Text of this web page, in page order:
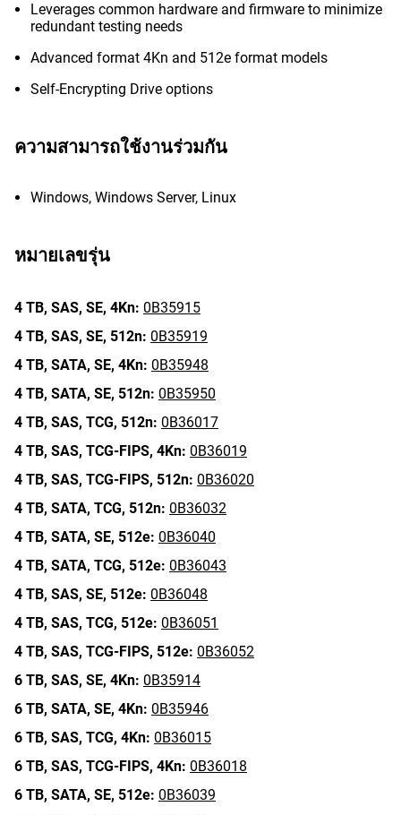
Leverages common hardware and firmware to minimize
redundant testing needs
Advanced format 4Kn and 512e format models
Self-Encrypting Drive options
ความสามารถใช้งานร่วมกัน
Windows, Windows Server, Linux
หมายเลขรุ่น
4 TB, SAS, SE, 4Kn: 0B35915
4 TB, SAS, SE, 512n: 0B35919
4 TB, SATA, SE, 4Kn: 0B35948
4 TB, SATA, SE, 512n: 0B35950
4 TB, SAS, TCG, 512n: 0B36017
4 TB, SAS, TCG-FIPS, 4Kn: 0B36019
4 TB, SAS, TCG-FIPS, 512n: 0B36020
4 TB, SATA, TCG, 512n: 0B36032
4 TB, SATA, SE, 512e: 0B36040
4 TB, SATA, TCG, 512e: 0B36043
4 TB, SAS, SE, 512e: 0B36048
4 TB, SAS, TCG, 512e: 0B36051
4 TB, SAS, TCG-FIPS, 512e: 0B36052
6 TB, SAS, SE, 4Kn: 0B35914
6 TB, SATA, SE, 4Kn: 0B35946
6 TB, SAS, TCG, 4Kn: 0B36015
6 TB, SAS, TCG-FIPS, 4Kn: 0B36018
6 TB, SATA, SE, 512e: 0B36039